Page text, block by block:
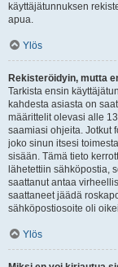
käyttäjätunnuksen
apua.
Ylös
Rekisteröidyin, mutta
Tarkista ensin
kahdesta asiasta on
määrittelit olevasi alle
saamiasi ohjeita. Jotkut
joko sinun itsesi
sisään. Tämä tieto
lähetettiin sähköpostia,
saattanut antaa
saattaneet jäädä
sähköpostiosoite oli
Ylös